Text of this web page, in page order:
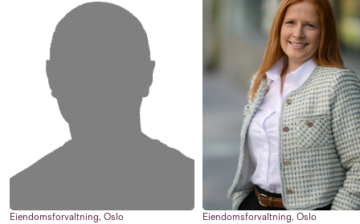
Eiendomsforvaltning, Oslo Eiendomsforvaltning, Oslo